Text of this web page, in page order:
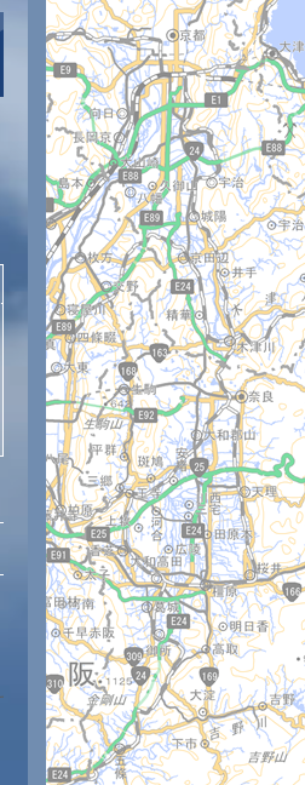
11時 12時 13時 14時 15時
35 35 34 34
0.0 0.0 0.0 0.0